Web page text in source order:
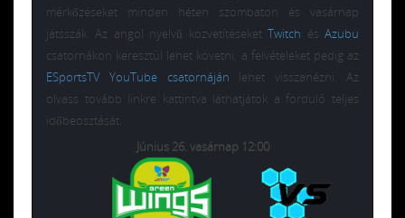
mérkőzéseket minden héten szombaton és vasárnap
játsszák. Az angol nyelvű közvetítéseketTwitch ésAzubu
csatornákon keresztül lehet követni, a felvételeket pedig az
ESportsTV YouTube csatornáján lehet visszanézni. Az
olvass tovább linkre kattintva láthatjátok a forduló teljes
időbeosztását.
Június 26. vasárnap 12:00